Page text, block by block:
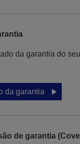
da garantia do
da garantia
de garantia